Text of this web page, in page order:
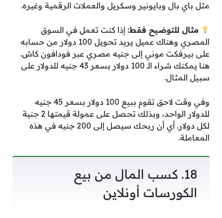
مثل باي بال وبايونير وسكريل والعملات الرقمية وغيره.
مثال للتوضيح فقط: إذا كنت تعمل في السوق
المصري وهناك عميل يريد تحويل 100 دولار من حسابه
على بيرفكت موني إلى جنيه مصري عبر فودافون كاش.
هنا يمكنك شراء الـ 100 دولار بسعر 43 جنيه للدولار على
سبيل المثال.
وفي وقت لاحق تقوم ببيع 100 دولار بسعر 45 جنيه
للدولار الواحد، وبذلك تحصل على عمولة قيمتها 2 جنية
لكل دولار. أي أن ربحك سيصل إلى 200 جنيه في هذه
المعاملة.
18. كسب المال من بيع
الكورسات أونلاين